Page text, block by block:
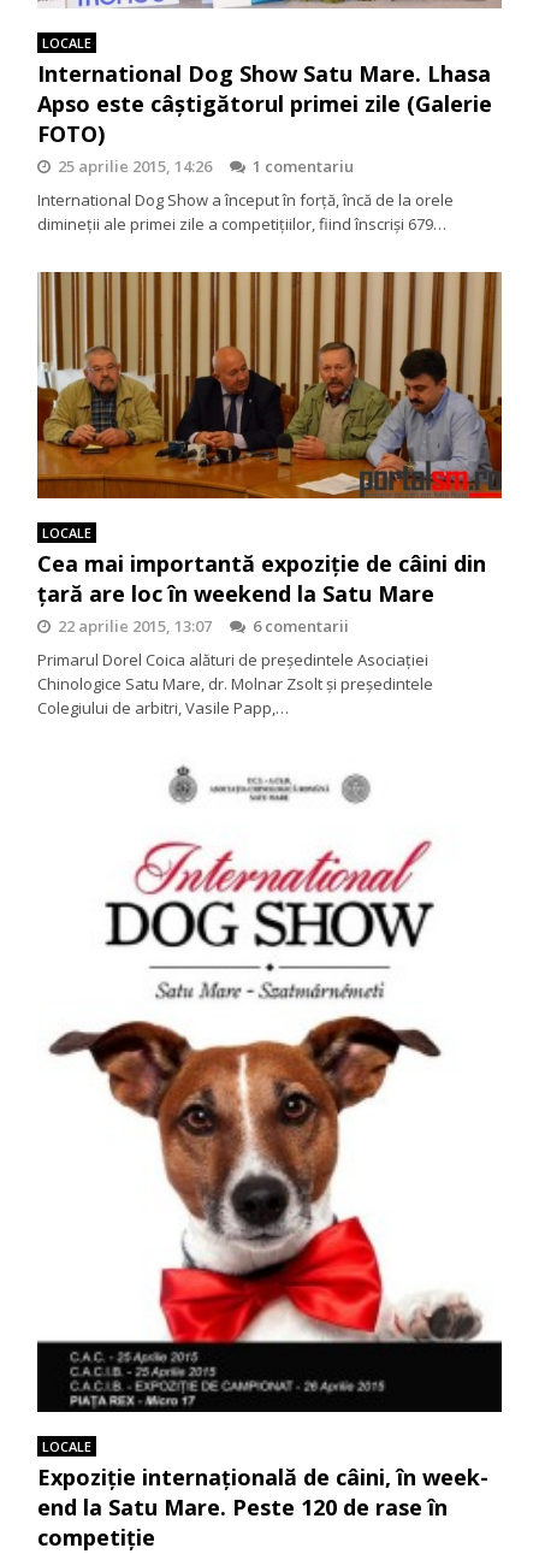
LOCALE
International Dog Show Satu Mare. Lhasa
Apso este câștigătorul primei zile (Galerie
FOTO)
25 aprilie 2015, 14:26
1 comentariu
International Dog Show a început în forță, încă de la orele
dimineții ale primei zile a competițiilor, fiind înscriși 679…
LOCALE
Cea mai importantă expoziţie de câini din
ţară are loc în weekend la Satu Mare
22 aprilie 2015, 13:07
6 comentarii
Primarul Dorel Coica alături de preşedintele Asociaţiei
Chinologice Satu Mare, dr. Molnar Zsolt şi preşedintele
Colegiului de arbitri, Vasile Papp,…
LOCALE
Expoziţie internaţională de câini, în week-
end la Satu Mare. Peste 120 de rase în
competiţie